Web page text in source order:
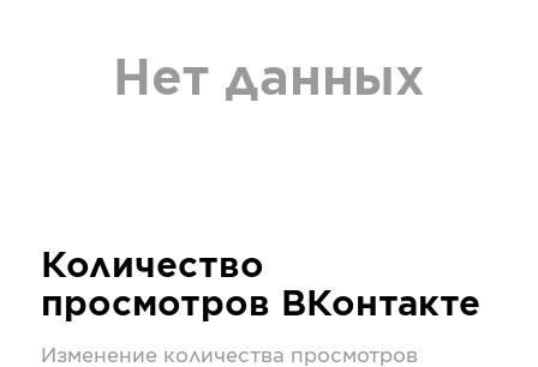
Нет данных
Количество
просмотров ВКонтакте
Изменение количества просмотров